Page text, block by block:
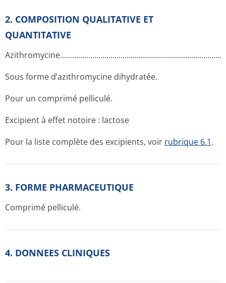
2. COMPOSITION QUALITATIVE ET
QUANTITATIVE
Sous forme d’azithromycine dihydratée.
Pour un comprimé pelliculé.
Excipient à effet notoire : lactose
Pour la liste complète des excipients, voir rubrique 6.1.
3. FORME PHARMACEUTIQUE
Comprimé pelliculé.
4. DONNEES CLINIQUES